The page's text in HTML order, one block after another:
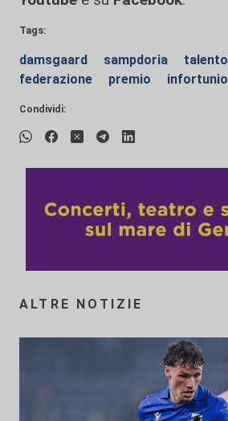
Tags:
damsgaard sampdoria talento
federazione
premio infortunio
Condividi:
ALTRE NOTIZIE